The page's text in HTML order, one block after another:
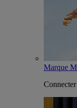
Marque